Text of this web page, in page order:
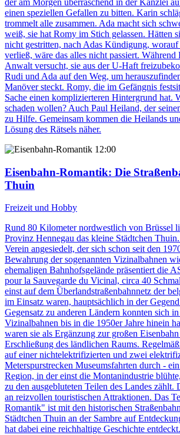
einen speziellen Gefallen zu bitten. Karin
trommelt alle zusammen. Ada macht sich
weiß, sie hat Romy im Stich gelassen. Hätten
nicht gestritten, nach Adas Kündigung,
verließ, wäre das alles nicht passiert. Während
Anwalt versucht, sie aus der U-Haft
Rudi und Ada auf den Weg, um
Manöver steckt. Romy, die im Gefängnis
Sache einen komplizierteren Hintergrund hat.
schaden wollen? Auch Paul Heiland, der
zu Hilfe. Gemeinsam kommen die Heilands
Lösung des Rätsels näher.
12:00
Eisenbahn-Romantik: Die
Thuin
Freizeit und Hobby
Rund 80 Kilometer nordwestlich von Brüssel
Provinz Hennegau das kleine Städtchen
Verein angesiedelt, der sich schon seit den
Bewahrung der sogenannten Vizinalbahnen
ehemaligen Bahnhofsgelände präsentiert die
pour la Sauvegarde du Vicinal, circa 40
einst auf dem Überlandstraßenbahnnetz der
im Einsatz waren, hauptsächlich in der
Gegensatz zu anderen Ländern konnten sich
Vizinalbahnen bis in die 1950er Jahre hinein
waren sie als Ergänzung zur großen
Erschließung des ländlichen Raums.
auf einer nichtelektrifizierten und zwei
Meterspurstrecken Museumsfahrten durch -
Region, in der einst die Montanindustrie
zu den ausgebluteten Teilen des Landes zählt.
an reizvollen touristischen Attraktionen. Das
Romantik" ist mit den historischen
Städtchen Thuin an der Sambre auf
hat dabei eine reichhaltige Geschichte entdeckt.